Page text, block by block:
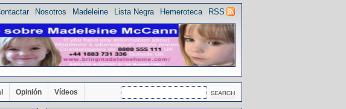
RSS
Hemeroteca
Lista Negra
Madeleine
Nosotros
Opinión Vídeos